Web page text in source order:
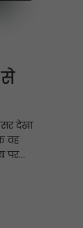
से
देखा
वह
पर